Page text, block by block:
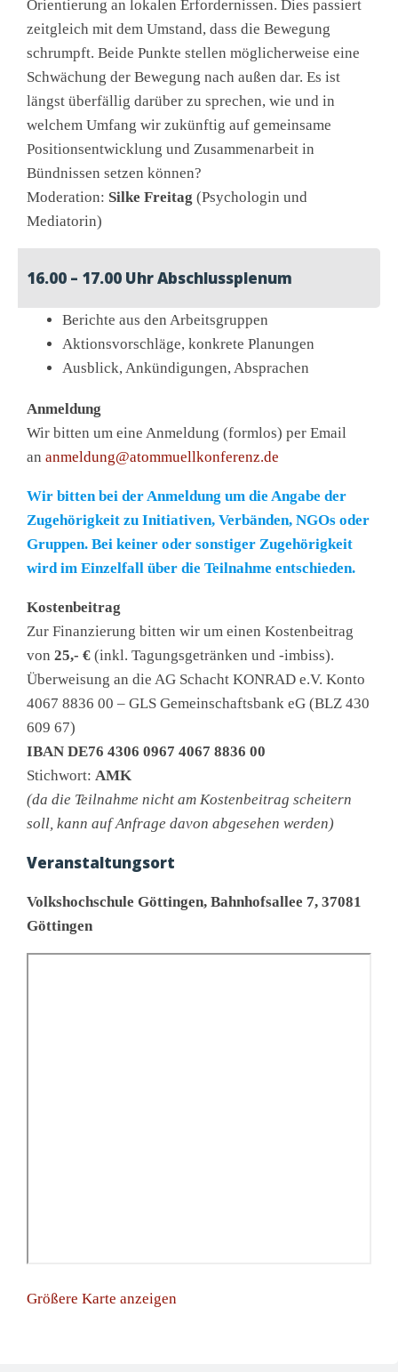
Orientierung an lokalen Erfordernissen. Dies passiert
zeitgleich mit dem Umstand, dass die Bewegung
schrumpft. Beide Punkte stellen möglicherweise eine
Schwächung der Bewegung nach außen dar. Es ist
längst überfällig darüber zu sprechen, wie und in
welchem Umfang wir zukünftig auf gemeinsame
Positionsentwicklung und Zusammenarbeit in
Bündnissen setzen können?
Moderation: Silke Freitag (Psychologin und
Mediatorin)
16.00 – 17.00 Uhr Abschlussplenum
Berichte aus den Arbeitsgruppen
Aktionsvorschläge, konkrete Planungen
Ausblick, Ankündigungen, Absprachen
Anmeldung
Wir bitten um eine Anmeldung (formlos) per Email
an anmeldung@atommuellkonferenz.de
Wir bitten bei der Anmeldung um die Angabe der
Zugehörigkeit zu Initiativen, Verbänden, NGOs oder
Gruppen. Bei keiner oder sonstiger Zugehörigkeit
wird im Einzelfall über die Teilnahme entschieden.
Kostenbeitrag
Zur Finanzierung bitten wir um einen Kostenbeitrag
von 25,- € (inkl. Tagungsgetränken und -imbiss).
Überweisung an die AG Schacht KONRAD e.V. Konto
4067 8836 00 – GLS Gemeinschaftsbank eG (BLZ 430
609 67)
IBAN DE76 4306 0967 4067 8836 00
Stichwort: AMK
(da die Teilnahme nicht am Kostenbeitrag scheitern
soll, kann auf Anfrage davon abgesehen werden)
Veranstaltungsort
Volkshochschule Göttingen, Bahnhofsallee 7, 37081
Göttingen
Größere Karte anzeigen